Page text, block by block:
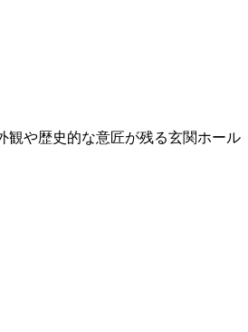
観や歴史的な意匠が残る玄関ホール